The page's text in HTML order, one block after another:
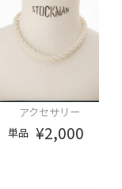
アクセサリー
単品 ¥2,000